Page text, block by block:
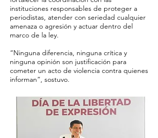
instituciones responsables de proteger a
periodistas, atender con seriedad cualquier
amenaza o agresión y actuar dentro del
marco de la ley.
“Ninguna diferencia, ninguna crítica y
ninguna opinión son justificación para
cometer un acto de violencia contra quienes
informan”, sostuvo.